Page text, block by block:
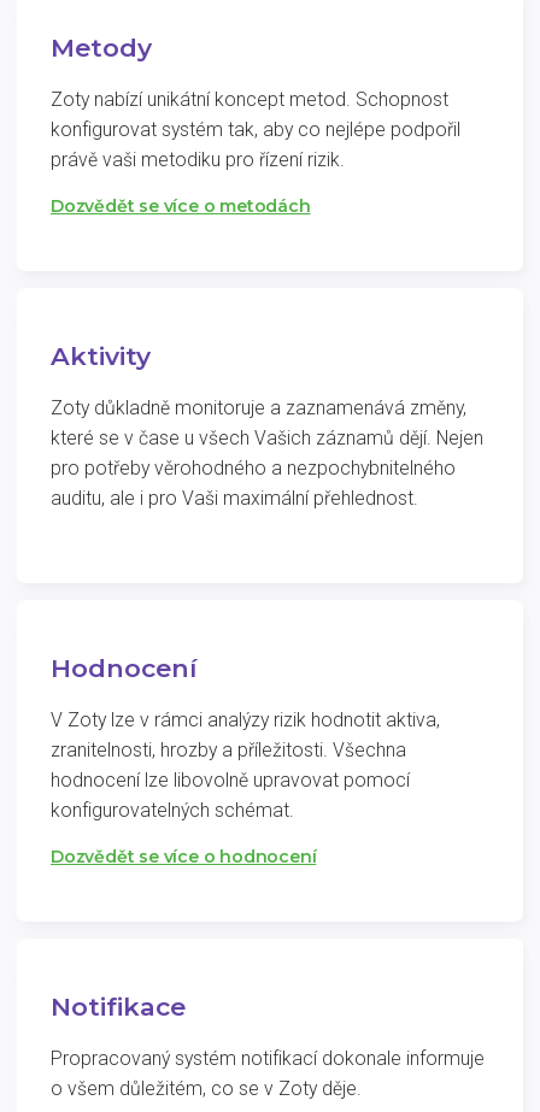
Metody
Zoty nabízí unikátní koncept metod. Schopnost
konfigurovat systém tak, aby co nejlépe podpořil
právě vaši metodiku pro řízení rizik.
Dozvědět se více o metodách
Aktivity
Zoty důkladně monitoruje a zaznamenává změny,
které se v čase u všech Vašich záznamů dějí. Nejen
pro potřeby věrohodného a nezpochybnitelného
auditu, ale i pro Vaši maximální přehlednost.
Hodnocení
V Zoty lze v rámci analýzy rizik hodnotit aktiva,
zranitelnosti, hrozby a příležitosti. Všechna
hodnocení lze libovolně upravovat pomocí
konfigurovatelných schémat.
Dozvědět se více o hodnocení
Notifikace
Propracovaný systém notifikací dokonale informuje
o všem důležitém, co se v Zoty děje.